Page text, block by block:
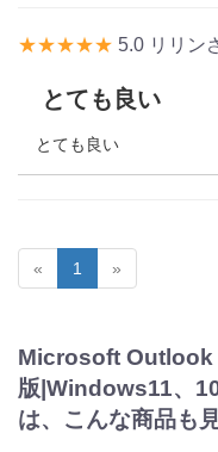
★★★★★ 5.0 リリン
とても良い
とても良い
« 1 »
Microsoft Outlook
版|Windows11、
は、こんな商品も